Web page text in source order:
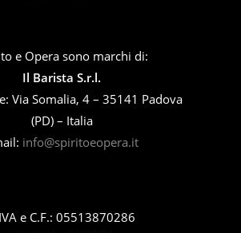
e Opera sono marchi di:
Il Barista S.r.l.
Via Somalia, 4 – 35141 Padova
(PD) – Italia
info@spiritoeopera.it
e C.F.: 05513870286